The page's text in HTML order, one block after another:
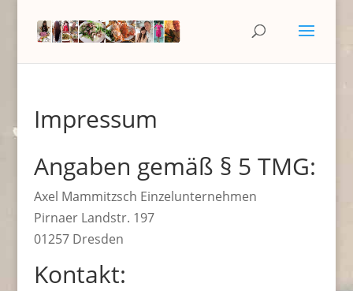
Impressum
Angaben gemäß § 5 TMG:
Axel Mammitzsch Einzelunternehmen
Pirnaer Landstr. 197
01257 Dresden
Kontakt: